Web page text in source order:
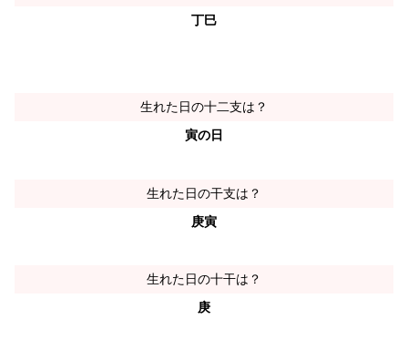
丁巳
生れた日の十二支は？
寅の日
生れた日の干支は？
庚寅
生れた日の十干は？
庚